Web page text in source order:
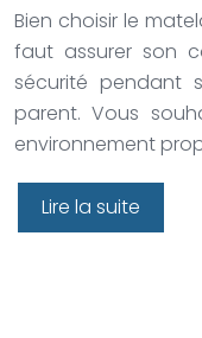
Bien choisir le
faut assurer son
sécurité pendant
parent. Vous
environnement
Lire la suite